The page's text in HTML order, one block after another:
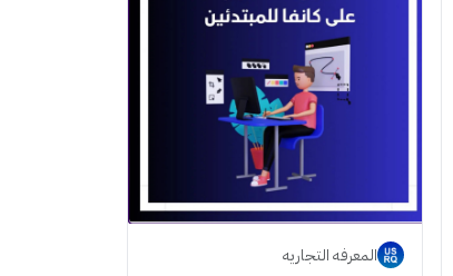
المعرفه التجاريه